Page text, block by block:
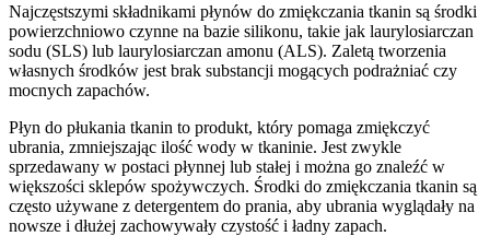
Najczęstszymi składnikami płynów do zmiękczania tkanin są środki
powierzchniowo czynne na bazie silikonu, takie jak laurylosiarczan
sodu (SLS) lub laurylosiarczan amonu (ALS). Zaletą tworzenia
własnych środków jest brak substancji mogących podrażniać czy
mocnych zapachów.
Płyn do płukania tkanin to produkt, który pomaga zmiękczyć
ubrania, zmniejszając ilość wody w tkaninie. Jest zwykle
sprzedawany w postaci płynnej lub stałej i można go znaleźć w
większości sklepów spożywczych. Środki do zmiękczania tkanin są
często używane z detergentem do prania, aby ubrania wyglądały na
nowsze i dłużej zachowywały czystość i ładny zapach.